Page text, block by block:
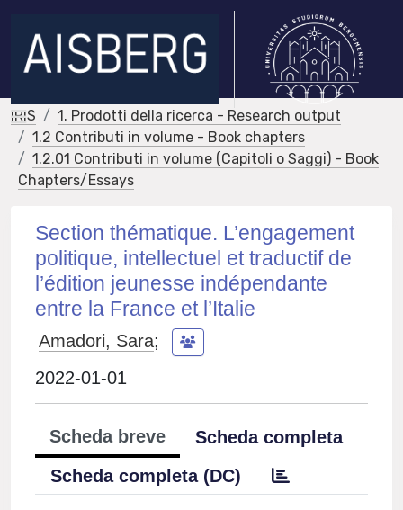
IRIS
1. Prodotti della ricerca - Research output
1.2 Contributi in volume - Book chapters
1.2.01 Contributi in volume (Capitoli o Saggi) - Book
Chapters/Essays
Section thématique. L’engagement
politique, intellectuel et traductif de
l’édition jeunesse indépendante
entre la France et l’Italie
Amadori, Sara;
2022-01-01
Scheda breve
Scheda completa
Scheda completa (DC)